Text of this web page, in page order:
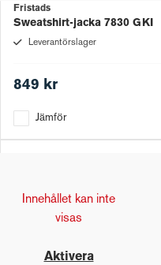
Fristads
Sweatshirt-jacka 7830 GKI
Leverantörslager
849 kr
Jämför
Innehållet kan inte
visas
Aktivera